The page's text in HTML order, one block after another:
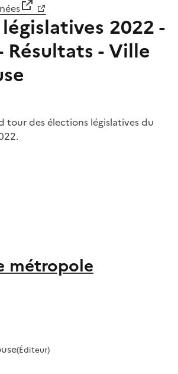
2022 -
- Ville
tour des élections législatives du
métropole
(Éditeur)